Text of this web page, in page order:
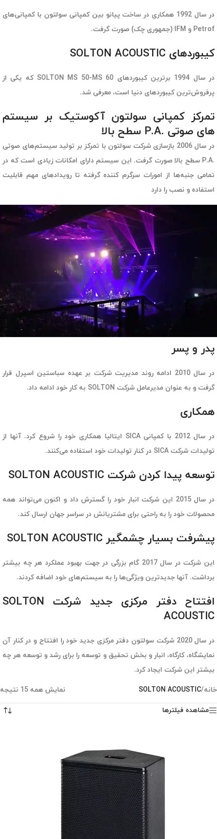
در سال 1992 همکاری در ساخت پیانو بین کمپانی سولتون با کمپانی‌های
Petrof و IFM (جمهوری چک) صورت گرفت.
کیبوردهای SOLTON ACOUSTIC
در سال 1994 برترین کیبوردهای SOLTON MS 50-MS 60 که یکی از
پرفروش‌ترین کیبوردهای دنیا است، معرفی شد.
تمرکز کمپانی سولتون آکوستیک بر سیستم
های صوتی .P.A سطح بالا
در سال 2006 بازسازی شرکت سولتون با تمرکز بر تولید سیستم‌های صوتی
.P.A سطح بالا صورت گرفت. این سیستم دارای امکانات زیادی است که در
تمامی جنبه‌‎ها از امورات سرگرم کننده گرفته تا رویدادهای مهم قابلیت
استفاده و نصب را دارد
پدر و پسر
در سال 2010 ادامه روند مدیریت شرکت بر عهده سباستین اسپرل قرار
گرفت و به عنوان مدیرعامل شرکت SOLTON به کار خود ادامه داد.
همکاری
در سال 2012 با کمپانی SICA ایتالیا همکاری خود را شروع کرد. آنها از
تولیدات شرکت SICA در کنار تولیدات خود استفاده می‌کنند.
توسعه پیدا کردن شرکت SOLTON ACOUSTIC
در سال 2015 این شرکت انبار خود را گسترش داد و اکنون می‌تواند همه
محصولات خود را به راحتی برای مشتریانش در سراسر جهان ارسال کند.
پیشرفت بسیار چشمگیر SOLTON ACOUSTIC
این شرکت در سال 2017 گام بزرگی در جهت بهبود عملکرد هر چه بیشتر
برداشت. آنها جدیدترین ویژگی‌ها را به سیستم‌های خود اضافه کردند.
افتتاح دفتر مرکزی جدید شرکت SOLTON
ACOUSTIC
در سال 2020 شرکت سولتون دفتر مرکزی جدید خود را افتتاح و در کنار آن
نمایشگاه، کارگاه، انبار و بخش تحقیق و توسعه را برای رشد و توسعه هر چه
بیشتر این شرکت ایجاد کرد.
خانه/
SOLTON ACOUSTIC نمایش همه 15 نتیجه
مشاهده فیلترها